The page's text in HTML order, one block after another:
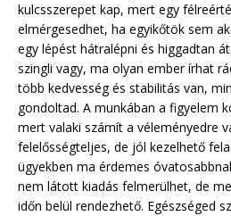
kulcsszerepet kap, mert egy
elmérgesedhet, ha egyikőtök sem
egy lépést hátralépni és higgadtan
szingli vagy, ma olyan ember írhat
több kedvesség és stabilitás van,
gondoltad. A munkában a figyelem
mert valaki számít a véleményedre
felelősségteljes, de jól kezelhető
ügyekben ma érdemes
nem látott kiadás felmerülhet, de
időn belül rendezhető. Egészséged